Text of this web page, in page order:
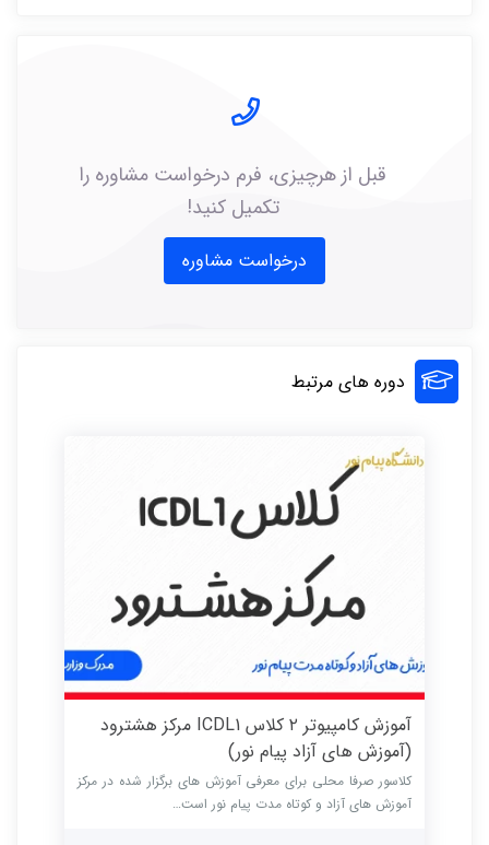
قبل از هرچیزی، فرم درخواست مشاوره را
تکمیل کنید!
درخواست مشاوره
دوره های مرتبط
آموزش کامپیوتر ۲ کلاس ICDL1 مرکز هشترود
(آموزش های آزاد پیام نور)
کلاسور صرفا محلی برای معرفی آموزش های برگزار شده در مرکز
آموزش های آزاد و کوتاه مدت پیام نور است…